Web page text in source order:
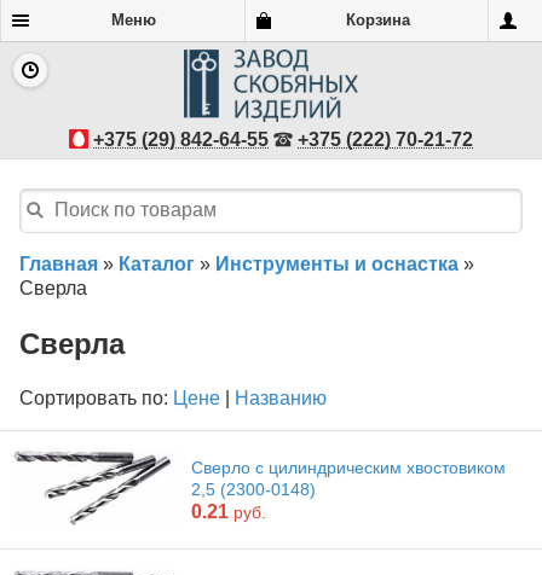
Меню Корзина
+375 (29) 842-64-55 +375 (222) 70-21-72
Главная » Каталог » Инструменты и оснастка »
Сверла
Сверла
Сортировать по: Цене Названию
Сверло с цилиндрическим хвостовиком
2,5 (2300-0148)
0.21 руб.